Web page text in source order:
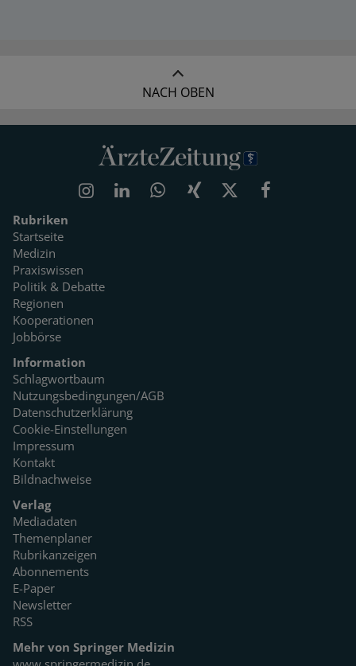
NACH OBEN
Rubriken
Startseite
Medizin
Praxiswissen
Politik & Debatte
Regionen
Kooperationen
Jobbörse
Information
Schlagwortbaum
Nutzungsbedingungen/AGB
Datenschutzerklärung
Cookie-Einstellungen
Impressum
Kontakt
Bildnachweise
Verlag
Mediadaten
Themenplaner
Rubrikanzeigen
Abonnements
E-Paper
Newsletter
RSS
Mehr von Springer Medizin